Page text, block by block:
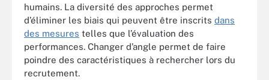
humains. La diversité des approches permet
d’éliminer les biais qui peuvent être inscrits dans
des mesures telles que l’évaluation des
performances. Changer d’angle permet de faire
poindre des caractéristiques à rechercher lors du
recrutement.